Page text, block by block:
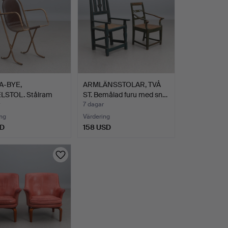
BYE,
Stålram
g…
ARMLÄNSSTOLAR, TVÅ
ST. Bemålad furu med sn…
7 dagar
Värdering
158 USD